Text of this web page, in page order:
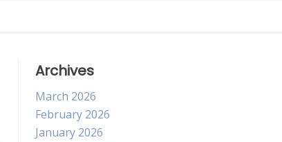
Archives
March 2026
February 2026
January 2026